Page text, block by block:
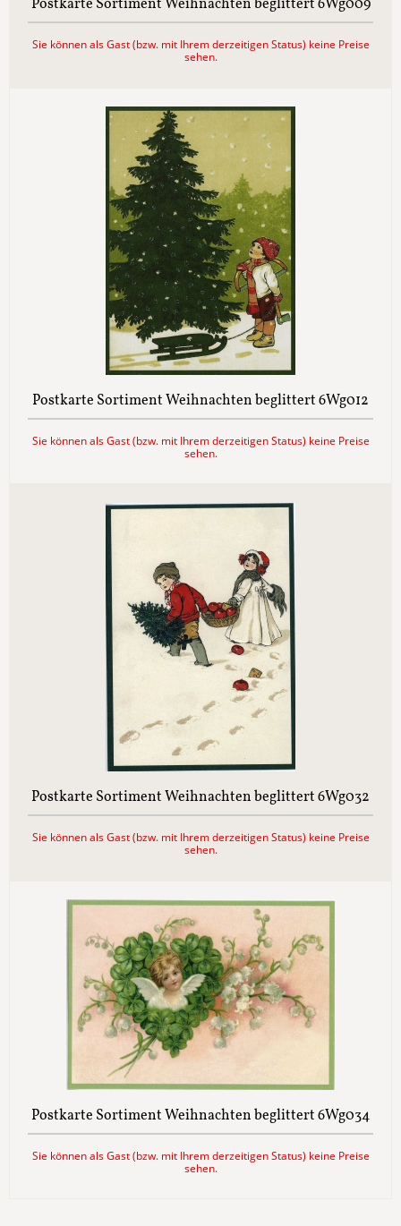
Postkarte Sortiment Weihnachten beglittert 6Wg009
Sie können als Gast (bzw. mit Ihrem derzeitigen Status) keine Preise
sehen.
Postkarte Sortiment Weihnachten beglittert 6Wg012
Sie können als Gast (bzw. mit Ihrem derzeitigen Status) keine Preise
sehen.
Postkarte Sortiment Weihnachten beglittert 6Wg032
Sie können als Gast (bzw. mit Ihrem derzeitigen Status) keine Preise
sehen.
Postkarte Sortiment Weihnachten beglittert 6Wg034
Sie können als Gast (bzw. mit Ihrem derzeitigen Status) keine Preise
sehen.